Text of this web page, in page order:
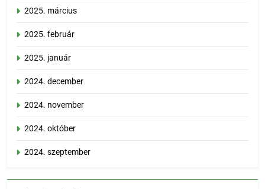
2025. március
2025. február
2025. január
2024. december
2024. november
2024. október
2024. szeptember